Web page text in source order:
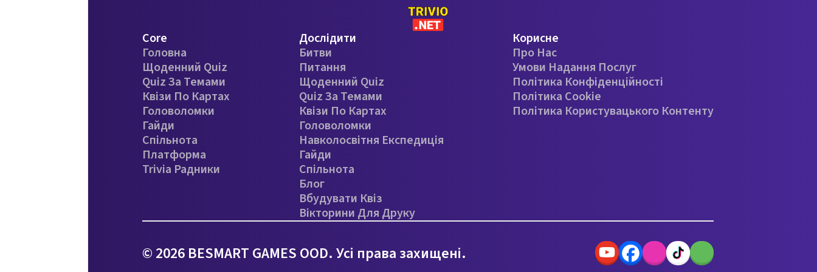
Core
Головна
Щоденний Quiz
Quiz За Темами
Квізи По Картах
Головоломки
Гайди
Спільнота
Платформа
Trivia Радники
Дослідити
Битви
Питання
Щоденний Quiz
Quiz За Темами
Квізи По Картах
Головоломки
Навколосвітня Експедиція
Гайди
Спільнота
Блог
Вбудувати Квіз
Вікторини Для Друку
Корисне
Про Нас
Умови Надання Послуг
Політика Конфіденційності
Політика Cookie
Політика Користувацького Контенту
© 2026 BESMART GAMES OOD. Усі права захищені.